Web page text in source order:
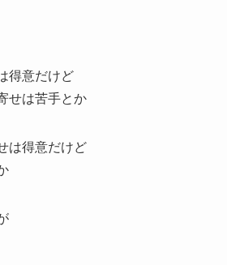
得意だけど
せは苦手とか
は得意だけど